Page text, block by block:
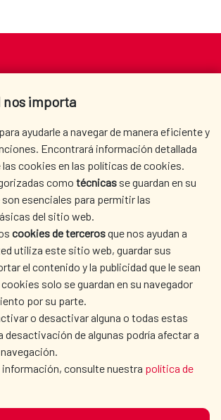
importa
ayudarle a navegar de manera eficiente y
Encontrará información detallada
las cookies en las políticas de cookies.
como técnicas se guardan en su
son esenciales para permitir las
del sitio web.
cookies de tercerosque nos ayudan a
utiliza este sitio web, guardar sus
el contenido y la publicidad que le sean
solo se guardan en su navegador
por su parte.
o desactivar alguna o todas estas
desactivación de algunas podría afectar a
información, consulte nuestra política de
WHERE DO WE COOPERATE?
PRESS ROOM
LIBRARY